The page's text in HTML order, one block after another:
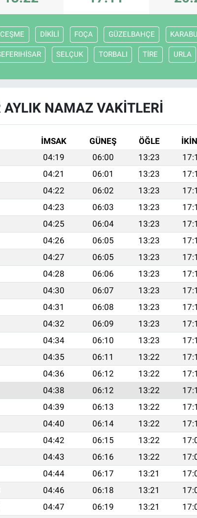
CEŞME DİKİLİ FOÇA GÜZELBAHÇE
SELÇUK TORBALI TİRE URLA
AYLIK NAMAZ VAKITLERI
İMSAK GÜNEŞ ÖĞLE
04:19 06:00 13:23
04:21 06:01 13:23
04:22 06:02 13:23
04:23 06:03 13:23
04:25 06:04 13:23
04:26 06:05 13:23
04:27 06:05 13:23
04:28 06:06 13:23
04:30 06:07 13:23
04:31 06:08 13:23
04:32 06:09 13:23
04:34 06:10 13:23
04:35 06:11 13:22
04:36 06:12 13:22
04:38 06:12 13:22
04:39 06:13 13:22
04:40 06:14 13:22
04:42 06:15 13:22
04:43 06:16 13:22
04:44 06:17 13:21
04:46 06:18 13:21
04:47 06:19 13:21